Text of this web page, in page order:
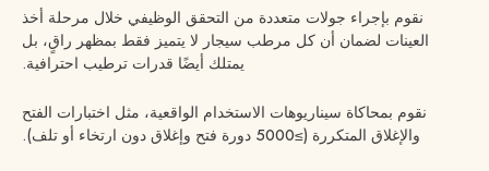
نقوم بإجراء جولات متعددة من التحقق الوظيفي خلال مرحلة أخذ
العينات لضمان أن كل مرطب سيجار لا يتميز فقط بمظهر راقٍ، بل
يمتلك أيضًا قدرات ترطيب احترافية.
نقوم بمحاكاة سيناريوهات الاستخدام الواقعية، مثل اختبارات الفتح
والإغلاق المتكررة (≥5000 دورة فتح وإغلاق دون ارتخاء أو تلف).